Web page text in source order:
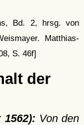
Bd. 2, hrsg. von
Matthias-
S. 46f]
der
Von den